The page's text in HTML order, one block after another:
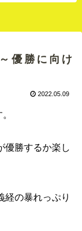
優勝に向け
2022.05.09
優勝するか楽し
の暴れっぷり